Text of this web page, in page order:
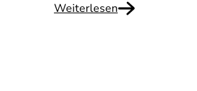
Weiterlesen